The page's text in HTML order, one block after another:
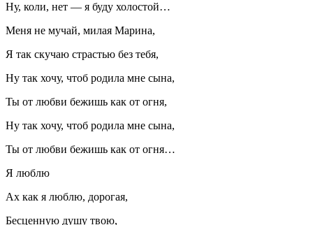
Ну, коли, нет — я буду холостой…
Меня не мучай, милая Марина,
Я так скучаю страстью без тебя,
Ну так хочу, чтоб родила мне сына,
Ты от любви бежишь как от огня,
Ну так хочу, чтоб родила мне сына,
Ты от любви бежишь как от огня…
Я люблю
Ах как я люблю, дорогая,
Бесценную душу твою,